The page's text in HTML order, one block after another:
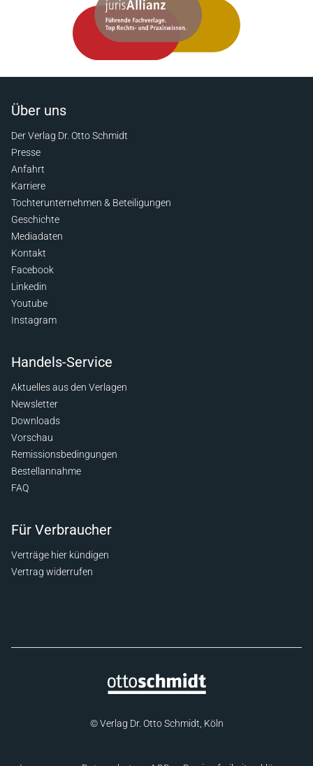
Über uns
Der Verlag Dr. Otto Schmidt
Presse
Anfahrt
Karriere
Tochterunternehmen & Beteiligungen
Geschichte
Mediadaten
Kontakt
Facebook
Linkedin
Youtube
Instagram
Handels-Service
Aktuelles aus den Verlagen
Newsletter
Downloads
Vorschau
Remissionsbedingungen
Bestellannahme
FAQ
Für Verbraucher
Verträge hier kündigen
Vertrag widerrufen
© Verlag Dr. Otto Schmidt, Köln